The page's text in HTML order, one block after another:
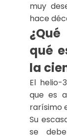
muy
hace
qué
la
El helio-
que es
rarísimo
Su
se